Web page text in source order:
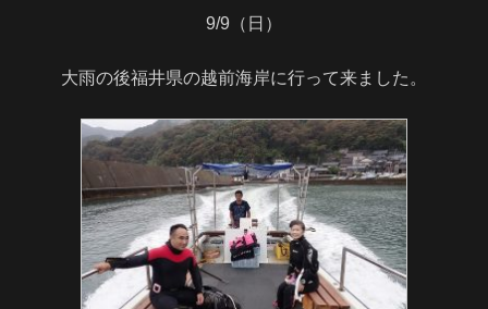
9/9（日）
大雨の後福井県の越前海岸に行って来ました。